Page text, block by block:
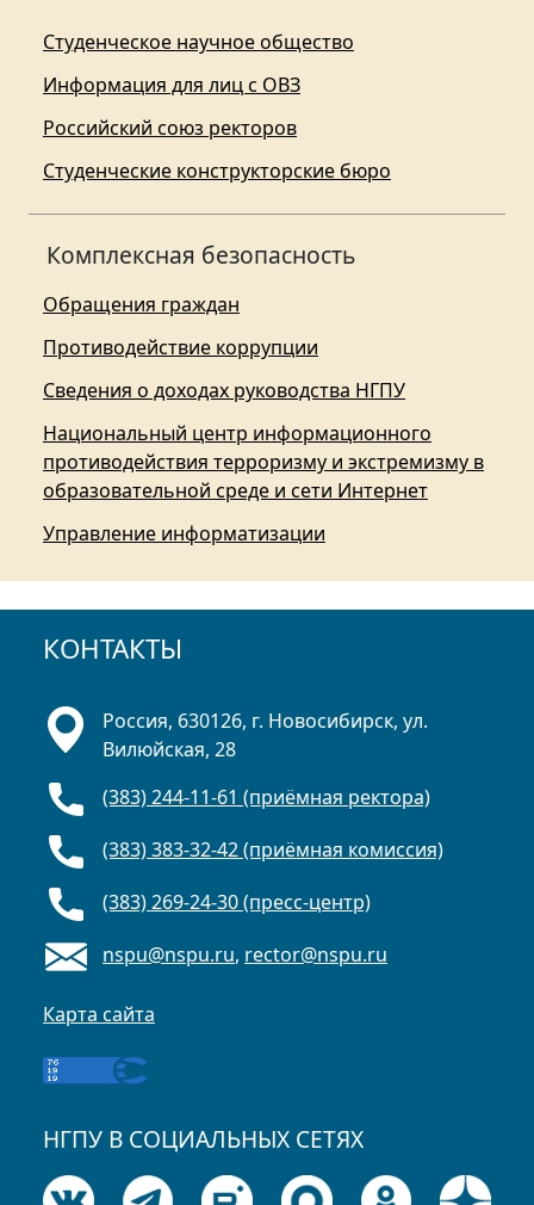
Студенческое научное общество
Информация для лиц с ОВЗ
Российский союз ректоров
Студенческие конструкторские бюро
Комплексная безопасность
Обращения граждан
Противодействие коррупции
Сведения о доходах руководства НГПУ
Национальный центр информационного
противодействия терроризму и экстремизму в
образовательной среде и сети Интернет
Управление информатизации
КОНТАКТЫ
Россия, 630126, г. Новосибирск, ул.
Вилюйская, 28
(383) 244-11-61 (приёмная ректора)
(383) 383-32-42 (приёмная комиссия)
(383) 269-24-30 (пресс-центр)
nspu@nspu.ru, rector@nspu.ru
Карта сайта
НГПУ В СОЦИАЛЬНЫХ СЕТЯХ